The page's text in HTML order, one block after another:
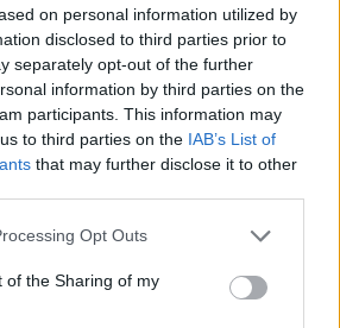
on personal information utilized by
disclosed to third parties prior to
separately opt-out of the further
information by third parties on the
participants. This information may
to third parties on the IAB’s List of
that may further disclose it to other
Opt Outs
of the Sharing of my
Article suivant
Les habitudes qui
compromettent votre
santé à vie